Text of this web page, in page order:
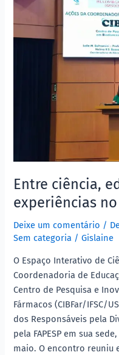
Entre ciência,
experiências
Deixe um comentário /
Sem categoria /Gislaine
O Espaço Interativo de
Coordenadoria de
Centro de Pesquisa e
Fármacos (CIBFar/IFSC/
dos Responsáveis pela
pela FAPESP em sua
maio. O encontro reuniu
conexões:
experiências